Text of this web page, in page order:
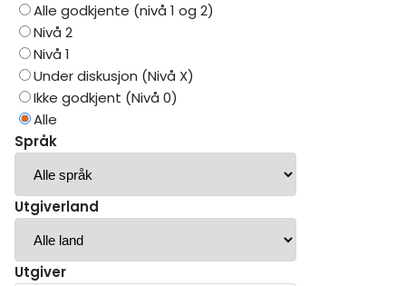
Alle godkjente (nivå 1 og 2)
Nivå 2
Nivå 1
Under diskusjon (Nivå X)
Ikke godkjent (Nivå 0)
Alle
Språk
Utgiverland
Utgiver